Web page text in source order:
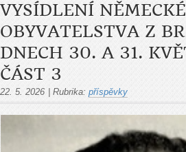
VYSÍDLENÍ
OBYVATELSTVA Z
DNECH 30. A 31.
ČÁST 3
22. 5. 2026 Rubrika: příspěvky